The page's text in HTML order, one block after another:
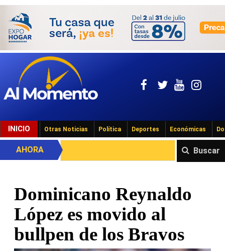
INICIO Otras Noticias Política Deportes Económicas
Buscar
AHORA
Dominicano Reynaldo
López es movido al
bullpen de los Bravos